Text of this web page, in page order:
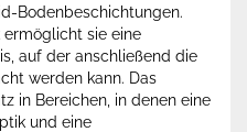
Bodenbeschichtungen.
sie eine
auf der anschließend die
werden kann. Das
in Bereichen, in denen eine
und eine